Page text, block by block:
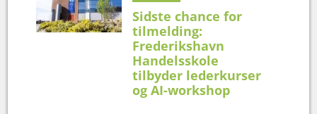
Sidste chance for
tilmelding:
Frederikshavn
Handelsskole
tilbyder lederkurser
og AI-workshop